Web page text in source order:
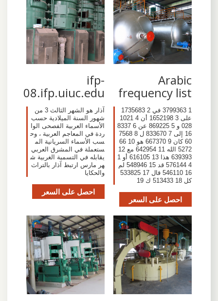
Arabic
frequency list
1 3799363 في 2 1735683
على 3 1652198 أن 4 1021
028 و 5 869225 عن 6 8337
16 إلى 7 833670 ل 8 7568
60 كان 9 667370 هو 10 66
5272 الله 11 642954 مع 12
639393 هذا 13 616105 أو 1
4 576144 قد 15 548946 لم
16 546110 قال 17 533825
كل 18 513433 ك 19
احصل على السعر
ifp-
08.ifp.uiuc.edu
آذار هو الشهر الثالث 3 من
شهور السنة الميلادية حسب
الأسماء العربية الفصحى الوا
ردة في المعاجم العربية ، وح
سب الأسماء السريانية الم
ستعملة في المشرق العربي
يقابله في التسمية الغربية ش
هر مارس ارتبط آذار بالتراث
والحكايا
احصل على السعر